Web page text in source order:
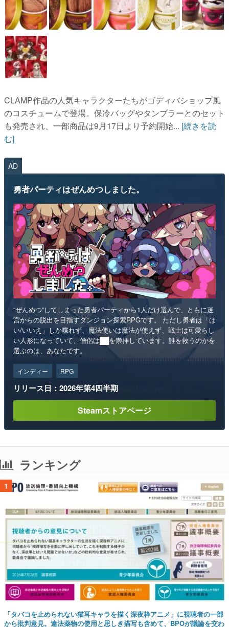
CLAMP作品の人気キャラクターたちがゴディバショップ風
のコスチュームで登場。保冷バッグやタンブラーとのセット
も発売され、一部商品は9月17日より予約開始... [続きを読
む]
AD
勇者パーティはぜんめつしました。
“ぜんめつ”してしまった勇者パーティから1人だけ選んで、ともに迷
宮からの脱出を目指すダンジョン探索RPGです。 ただし勇者は「は
い/いいえ」しか喋れず、魔法使いは魔法が使えず、戦士は可愛らし
い人形になっていて、僧侶は██を崇拝しています。誰を救うのかを
選ぶのは、あなたです。
インディー RPG
リリース日：2026年第4四半期
Steamストアページ
ランキング
1
「タバコを止められない猫耳キャラを描く深夜枠アニメ」に視聴者の一部
から批判意見。違法薬物の使用と思しき描写も含めて、BPOが議論を交わ